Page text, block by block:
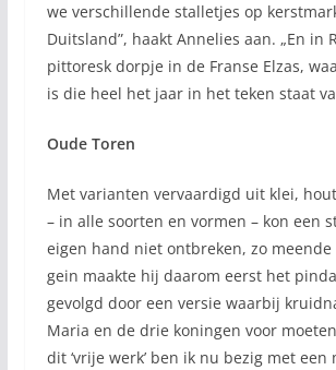
we verschillende stalletjes op
Duitsland”, haakt Annelies aan. „En in
pittoresk dorpje in de Franse Elzas,
is die heel het jaar in het teken staat
Oude Toren
Met varianten vervaardigd uit klei,
– in alle soorten en vormen – kon een
eigen hand niet ontbreken, zo meende
gein maakte hij daarom eerst het
gevolgd door een versie waarbij
Maria en de drie koningen voor
dit ‘vrije werk’ ben ik nu bezig met een